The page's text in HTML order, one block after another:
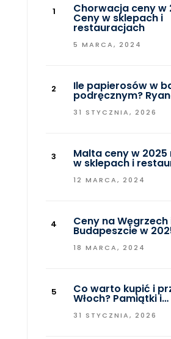
Chorwacja ceny w
Ceny w sklepach i
restauracjach
5 MARCA, 2024
Ile papierosów w
podręcznym?
31 STYCZNIA, 2026
Malta ceny w 2025
w sklepach i
12 MARCA, 2024
Ceny na Węgrzech
Budapeszcie w
18 MARCA, 2024
Co warto kupić i
Włoch? Pamiątki i…
31 STYCZNIA, 2026